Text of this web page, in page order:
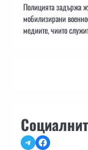
Полицията задържа
мобилизирани
медиите, чиито
TelegramFacebook